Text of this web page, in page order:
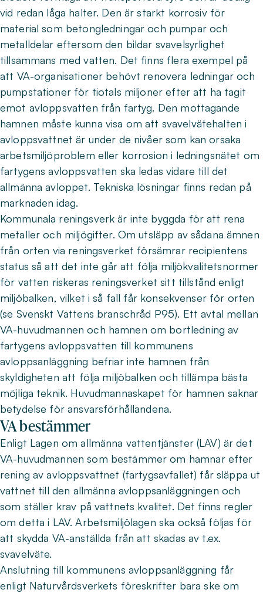
vid redan låga halter. Den är starkt korrosiv för
material som betongledningar och pumpar och
metalldelar eftersom den bildar svavelsyrlighet
tillsammans med vatten. Det finns flera exempel på
att VA-organisationer behövt renovera ledningar och
pumpstationer för tiotals miljoner efter att ha tagit
emot avloppsvatten från fartyg. Den mottagande
hamnen måste kunna visa om att svavelvätehalten i
avloppsvattnet är under de nivåer som kan orsaka
arbetsmiljöproblem eller korrosion i ledningsnätet om
fartygens avloppsvatten ska ledas vidare till det
allmänna avloppet. Tekniska lösningar finns redan på
marknaden idag.
Kommunala reningsverk är inte byggda för att rena
metaller och miljögifter. Om utsläpp av sådana ämnen
från orten via reningsverket försämrar recipientens
status så att det inte går att följa miljökvalitetsnormer
för vatten riskeras reningsverket sitt tillstånd enligt
miljöbalken, vilket i så fall får konsekvenser för orten
(se Svenskt Vattens branschråd P95). Ett avtal mellan
VA-huvudmannen och hamnen om bortledning av
fartygens avloppsvatten till kommunens
avloppsanläggning befriar inte hamnen från
skyldigheten att följa miljöbalken och tillämpa bästa
möjliga teknik. Huvudmannaskapet för hamnen saknar
betydelse för ansvarsförhållandena.
VA bestämmer
Enligt Lagen om allmänna vattentjänster (LAV) är det
VA-huvudmannen som bestämmer om hamnar efter
rening av avloppsvattnet (fartygsavfallet) får släppa ut
vattnet till den allmänna avloppsanläggningen och
som ställer krav på vattnets kvalitet. Det finns regler
om detta i LAV. Arbetsmiljölagen ska också följas för
att skydda VA-anställda från att skadas av t.ex.
svavelväte.
Anslutning till kommunens avloppsanläggning får
enligt Naturvårdsverkets föreskrifter bara ske om